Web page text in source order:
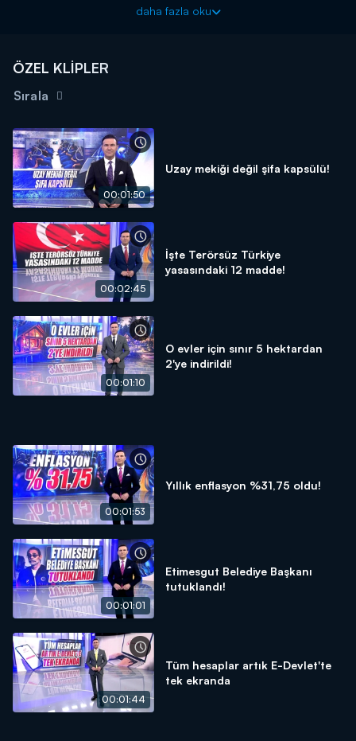
daha fazla oku
ÖZEL KLİPLER
Sırala
00:01:50
Uzay mekiği değil şifa kapsülü!
00:02:45
İşte Terörsüz Türkiye
yasasındaki 12 madde!
00:01:10
O evler için sınır 5 hektardan
2'ye indirildi!
00:01:53
Yıllık enflasyon %31,75 oldu!
00:01:01
Etimesgut Belediye Başkanı
tutuklandı!
00:01:44
Tüm hesaplar artık E-Devlet'te
tek ekranda